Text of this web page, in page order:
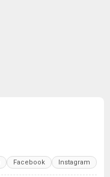
Facebook Instagram